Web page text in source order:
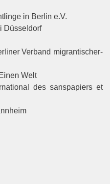
in Berlin e.V.
Düsseldorf
Verband migrantischer-
Welt
des sanspapiers et